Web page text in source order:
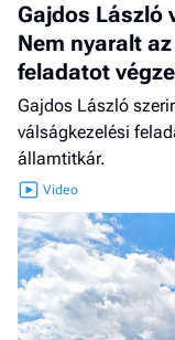
Gajdos László
Nem nyaralt
feladatot
Gajdos László
válságkezelési
államtitkár.